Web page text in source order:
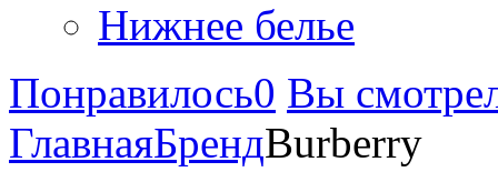
Нижнее белье
Понравилось0 Вы
ГлавнаяБрендBurberry